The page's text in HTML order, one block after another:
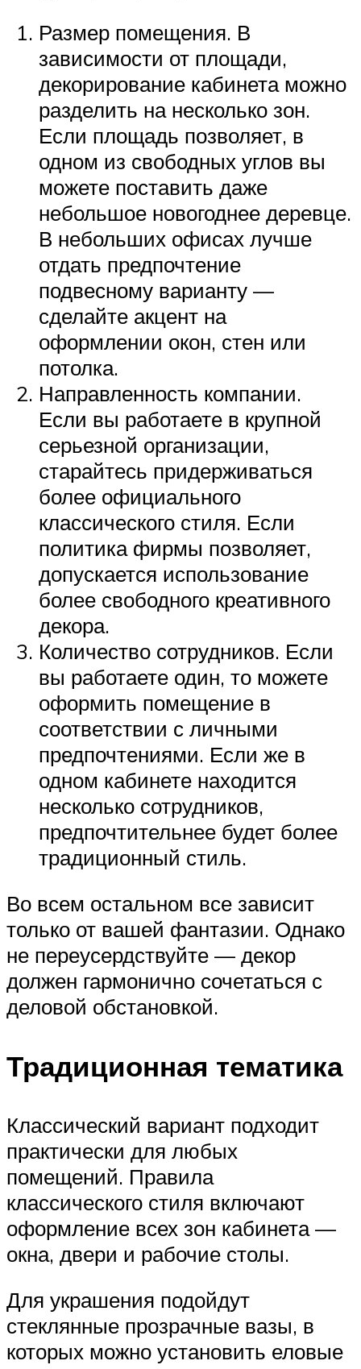
Размер помещения. В
зависимости от площади,
декорирование кабинета можно
разделить на несколько зон.
Если площадь позволяет, в
одном из свободных углов вы
можете поставить даже
небольшое новогоднее деревце.
В небольших офисах лучше
отдать предпочтение
подвесному варианту —
сделайте акцент на
оформлении окон, стен или
потолка.
Направленность компании.
Если вы работаете в крупной
серьезной организации,
старайтесь придерживаться
более официального
классического стиля. Если
политика фирмы позволяет,
допускается использование
более свободного креативного
декора.
Количество сотрудников. Если
вы работаете один, то можете
оформить помещение в
соответствии с личными
предпочтениями. Если же в
одном кабинете находится
несколько сотрудников,
предпочтительнее будет более
традиционный стиль.
Во всем остальном все зависит
только от вашей фантазии. Однако
не переусердствуйте — декор
должен гармонично сочетаться с
деловой обстановкой.
Традиционная тематика
Классический вариант подходит
практически для любых
помещений. Правила
классического стиля включают
оформление всех зон кабинета —
окна, двери и рабочие столы.
Для украшения подойдут
стеклянные прозрачные вазы, в
которых можно установить еловые